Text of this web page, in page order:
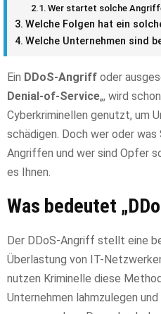
Wer startet solche
Welche Folgen hat ein
Welche Unternehmen sind
Ein DDoS-Angriff oder
Denial-of-Service„, wird
Cyberkriminellen genutzt, um
schädigen. Doch wer oder
Angriffen und wer sind Opfer
es Ihnen.
Was bedeutet
Der DDoS-Angriff stellt eine
Überlastung von IT-
nutzen Kriminelle diese
Unternehmen lahmzulegen